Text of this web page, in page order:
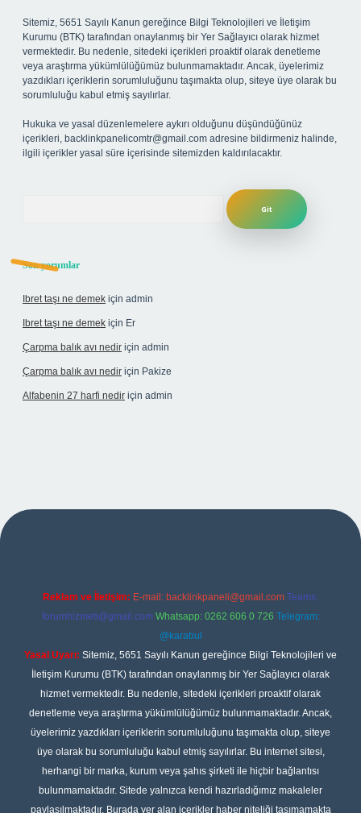
Sitemiz, 5651 Sayılı Kanun gereğince Bilgi Teknolojileri ve İletişim
Kurumu (BTK) tarafından onaylanmış bir Yer Sağlayıcı olarak hizmet
vermektedir. Bu nedenle, sitedeki içerikleri proaktif olarak denetleme
veya araştırma yükümlülüğümüz bulunmamaktadır. Ancak, üyelerimiz
yazdıkları içeriklerin sorumluluğunu taşımakta olup, siteye üye olarak bu
sorumluluğu kabul etmiş sayılırlar.
Hukuka ve yasal düzenlemelere aykırı olduğunu düşündüğünüz
içerikleri, backlinkpanelicomtr@gmail.com adresine bildirmeniz halinde,
ilgili içerikler yasal süre içerisinde sitemizden kaldırılacaktır.
Son yorumlar
Ibret taşı ne demek için admin
Ibret taşı ne demek için Er
Çarpma balık avı nedir için admin
Çarpma balık avı nedir için Pakize
Alfabenin 27 harfi nedir için admin
giriş
Reklam ve İletişim: E-mail: backlinkpaneli@gmail.com Teams:
forumhizmeti@gmail.com Whatsapp: 0262 606 0 726 Telegram:
@karabul
Yasal Uyarı: Sitemiz, 5651 Sayılı Kanun gereğince Bilgi Teknolojileri ve
İletişim Kurumu (BTK) tarafından onaylanmış bir Yer Sağlayıcı olarak
hizmet vermektedir. Bu nedenle, sitedeki içerikleri proaktif olarak
denetleme veya araştırma yükümlülüğümüz bulunmamaktadır. Ancak,
üyelerimiz yazdıkları içeriklerin sorumluluğunu taşımakta olup, siteye
üye olarak bu sorumluluğu kabul etmiş sayılırlar. Bu internet sitesi,
herhangi bir marka, kurum veya şahıs şirketi ile hiçbir bağlantısı
bulunmamaktadır. Sitede yalnızca kendi hazırladığımız makaleler
paylaşılmaktadır. Burada yer alan içerikler haber niteliği taşımamakta